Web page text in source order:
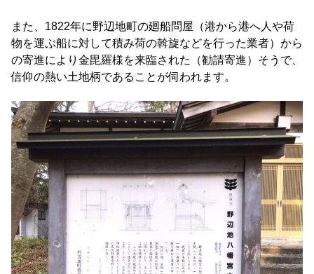
また、1822年に野辺地町の廻船問屋（港から港へ人や荷
物を運ぶ船に対して積み荷の斡旋などを行った業者）から
の寄進により金毘羅様を来臨された（勧請寄進）そうで、
信仰の熱い土地柄であることが伺われます。